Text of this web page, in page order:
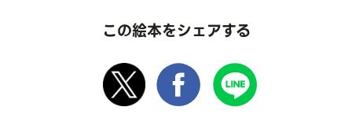
この絵本をシェアする